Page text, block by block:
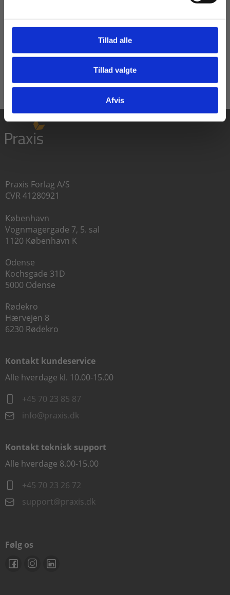
Tillad alle
Tillad valgte
Afvis
125,00 KR.
Læs Mere
Praxis Forlag A/S
CVR 41280921
København
Vognmagergade 7, 5. sal
1120 København K
Odense
Kochsgade 31D
5000 Odense
Rødekro
Hærvejen 8
6230 Rødekro
Kontakt kundeservice
Alle hverdage kl. 10.00-15.00
+45 70 23 85 87
info@praxis.dk
Kontakt teknisk support
Alle hverdage 8.00-15.00
+45 70 23 26 72
support@praxis.dk
Følg os
Gå til praxisOnline